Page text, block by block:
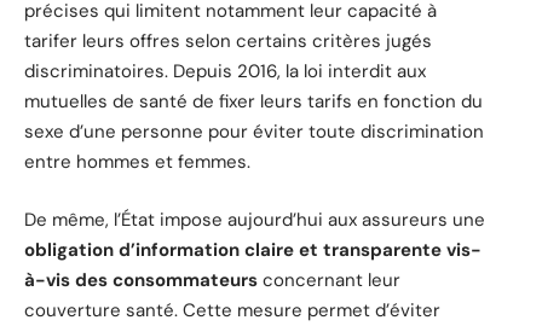
précises qui limitent notamment leur capacité à
tarifer leurs offres selon certains critères jugés
discriminatoires. Depuis 2016, la loi interdit aux
mutuelles de santé de fixer leurs tarifs en fonction du
sexe d’une personne pour éviter toute discrimination
entre hommes et femmes.
De même, l’État impose aujourd’hui aux assureurs une
obligation d’information claire et transparente vis-
à-vis des consommateurs concernant leur
couverture santé. Cette mesure permet d’éviter